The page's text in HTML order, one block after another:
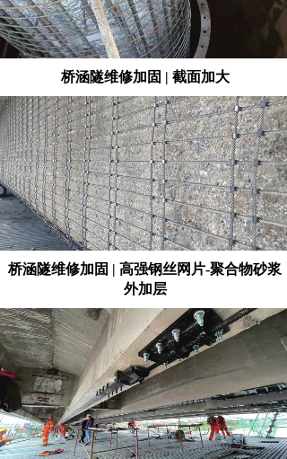
桥涵隧维修加固 | 截面加大
桥涵隧维修加固 | 高强钢丝网片-聚合物砂浆
外加层